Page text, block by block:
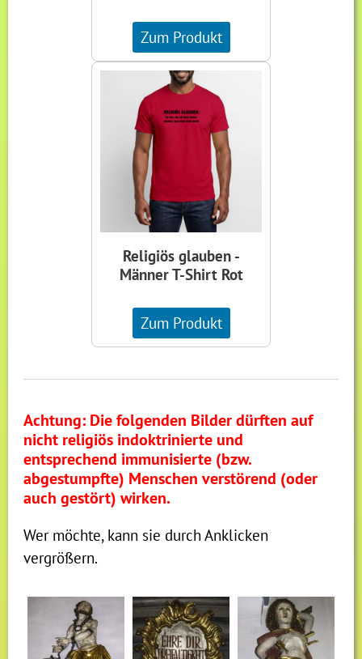
Zum Produkt
Religiös glauben -
Männer T-Shirt Rot
Zum Produkt
Achtung: Die folgenden Bilder dürften auf
nicht religiös indoktrinierte und
entsprechend immunisierte (bzw.
abgestumpfte) Menschen verstörend (oder
auch gestört) wirken.
Wer möchte, kann sie durch Anklicken
vergrößern.